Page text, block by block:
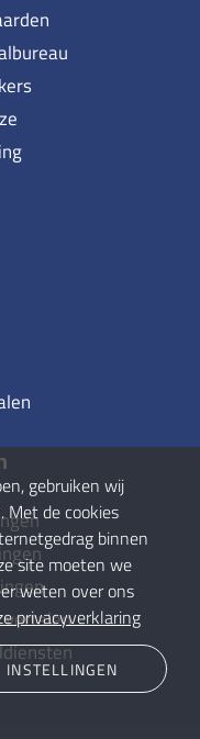
gebruiken wij
Met de cookies
binnen
site moeten we
weten over ons
privacyverklaring
INSTELLINGEN